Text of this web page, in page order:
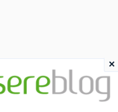
×